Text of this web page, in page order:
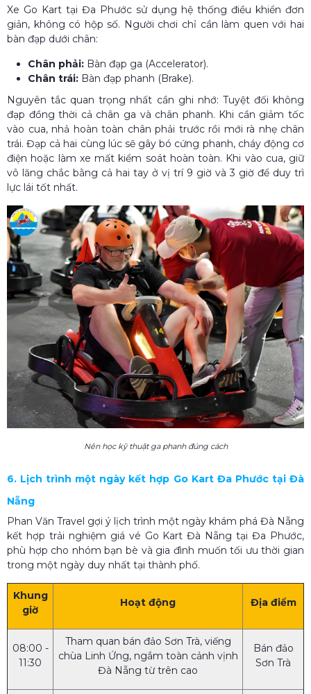
Xe Go Kart tại Đa Phước sử dụng hệ thống điều khiển đơn
giản, không có hộp số. Người chơi chỉ cần làm quen với hai
bàn đạp dưới chân:
Chân phải: Bàn đạp ga (Accelerator).
Chân trái: Bàn đạp phanh (Brake).
Nguyên tắc quan trọng nhất cần ghi nhớ: Tuyệt đối không
đạp đồng thời cả chân ga và chân phanh. Khi cần giảm tốc
vào cua, nhả hoàn toàn chân phải trước rồi mới rà nhẹ chân
trái. Đạp cả hai cùng lúc sẽ gây bó cứng phanh, cháy động cơ
điện hoặc làm xe mất kiểm soát hoàn toàn. Khi vào cua, giữ
vô lăng chắc bằng cả hai tay ở vị trí 9 giờ và 3 giờ để duy trì
lực lái tốt nhất.
Nên học kỹ thuật ga phanh đúng cách
6. Lịch trình một ngày kết hợp Go Kart Đa Phước tại Đà
Nẵng
Phan Văn Travel gợi ý lịch trình một ngày khám phá Đà Nẵng
kết hợp trải nghiệm giá vé Go Kart Đà Nẵng tại Đa Phước,
phù hợp cho nhóm bạn bè và gia đình muốn tối ưu thời gian
trong một ngày duy nhất tại thành phố.
Khung
giờ
Hoạt động Địa điểm
08:00 -
11:30
Tham quan bán đảo Sơn Trà, viếng
chùa Linh Ứng, ngắm toàn cảnh vịnh
Đà Nẵng từ trên cao
Bán đảo
Sơn Trà